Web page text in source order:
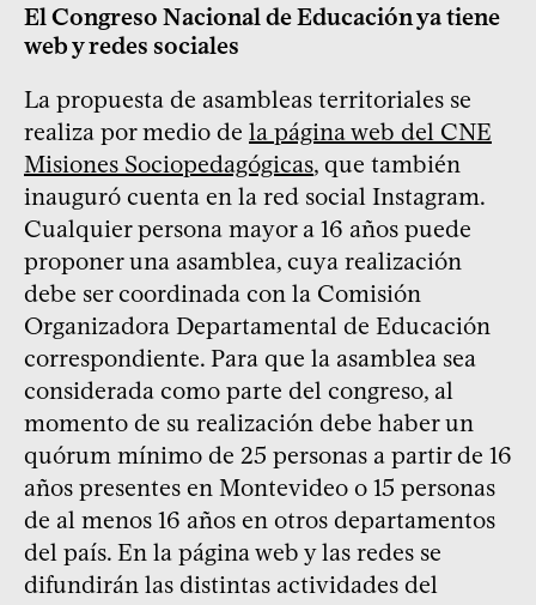
El Congreso Nacional de Educación ya tiene
web y redes sociales
La propuesta de asambleas territoriales se
realiza por medio de la página web del CNE
Misiones Sociopedagógicas, que también
inauguró cuenta en la red social Instagram.
Cualquier persona mayor a 16 años puede
proponer una asamblea, cuya realización
debe ser coordinada con la Comisión
Organizadora Departamental de Educación
correspondiente. Para que la asamblea sea
considerada como parte del congreso, al
momento de su realización debe haber un
quórum mínimo de 25 personas a partir de 16
años presentes en Montevideo o 15 personas
de al menos 16 años en otros departamentos
del país. En la página web y las redes se
difundirán las distintas actividades del